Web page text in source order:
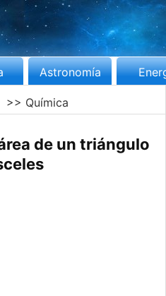
Astronomía
>> Química
de un triángulo